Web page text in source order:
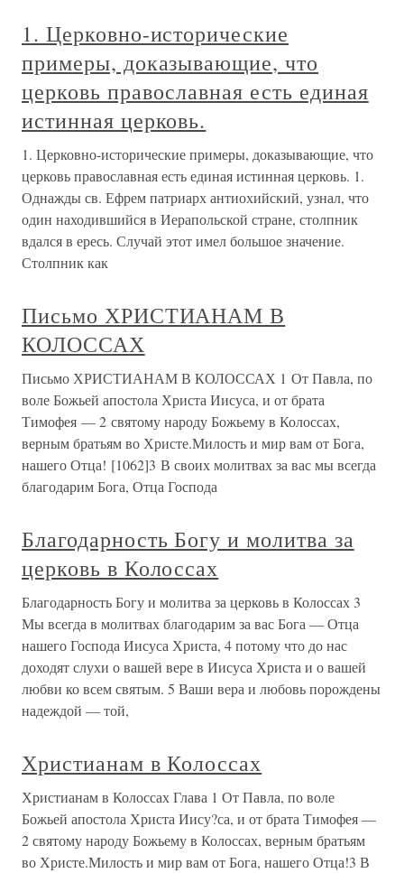
1. Церковно-исторические
примеры, доказывающие, что
церковь православная есть единая
истинная церковь.
1. Церковно-исторические примеры, доказывающие, что
церковь православная есть единая истинная церковь. 1.
Однажды св. Ефрем патриарх антиохийский, узнал, что
один находившийся в Иерапольской стране, столпник
вдался в ересь. Случай этот имел большое значение.
Столпник как
Письмо ХРИСТИАНАМ В
КОЛОССАХ
Письмо ХРИСТИАНАМ В КОЛОССАХ 1 От Павла, по
воле Божьей апостола Христа Иисуса, и от брата
Тимофея — 2 святому народу Божьему в Колоссах,
верным братьям во Христе.Милость и мир вам от Бога,
нашего Отца! [1062]3 В своих молитвах за вас мы всегда
благодарим Бога, Отца Господа
Благодарность Богу и молитва за
церковь в Колоссах
Благодарность Богу и молитва за церковь в Колоссах 3
Мы всегда в молитвах благодарим за вас Бога — Отца
нашего Господа Иисуса Христа, 4 потому что до нас
доходят слухи о вашей вере в Иисуса Христа и о вашей
любви ко всем святым. 5 Ваши вера и любовь порождены
надеждой — той,
Христианам в Колоссах
Христианам в Колоссах Глава 1 От Павла, по воле
Божьей апостола Христа Иису?са, и от брата Тимофея —
2 святому народу Божьему в Колоссах, верным братьям
во Христе.Милость и мир вам от Бога, нашего Отца!3 В